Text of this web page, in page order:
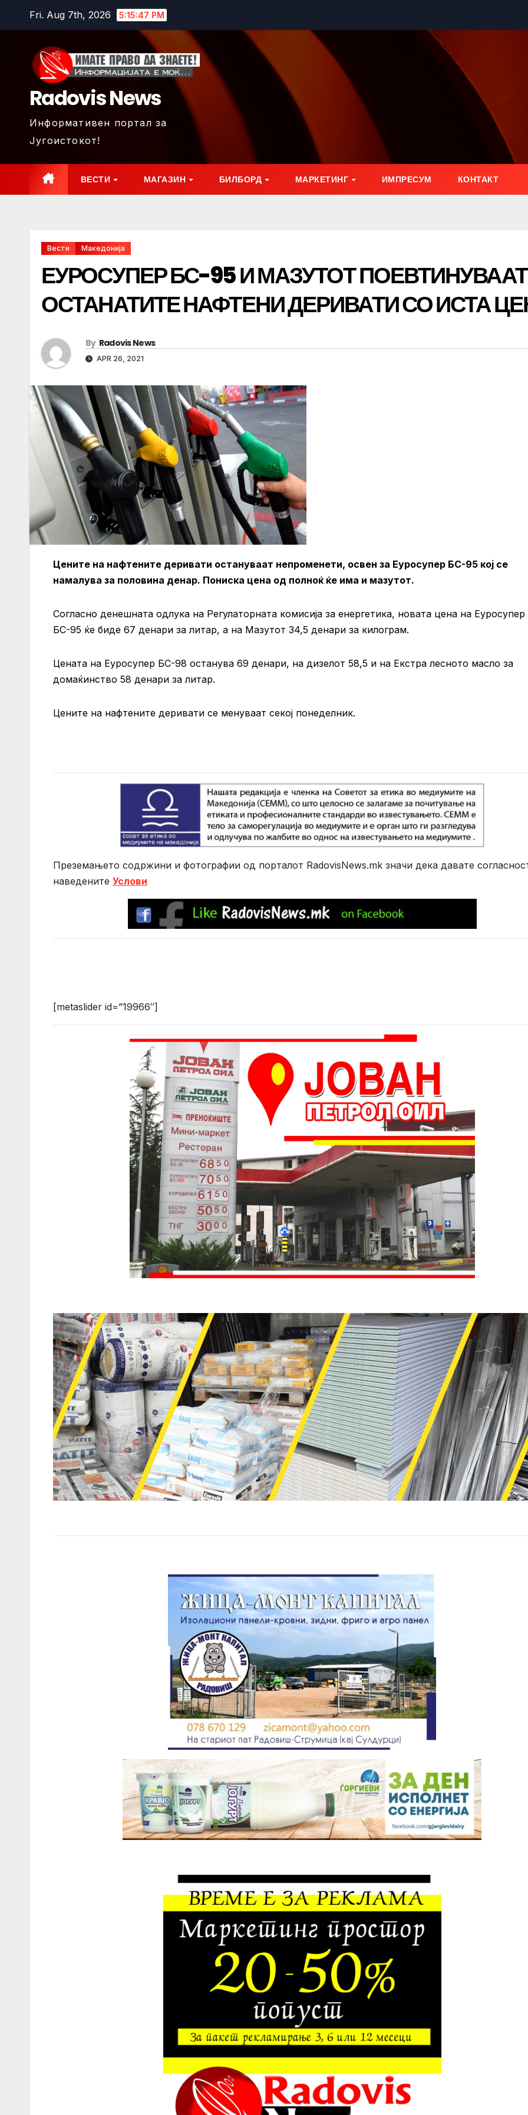
Fri. Aug 7th, 2026 5:15:48 PM
Radovis News
Информативен портал за
Југоистокот!
ВЕСТИ МАГАЗИН БИЛБОРД МАРКЕТИНГ ИМПРЕСУМ КОНТАКТ
Вести Македонија
ЕУРОСУПЕР БС-95 И МАЗУТОТ
ОСТАНАТИТЕ НАФТЕНИ ДЕРИВАТИ СО ИСТА
By Radovis News
APR 26, 2021
Цените на нафтените деривати остануваат непроменети, освен за Еуросупер БС-95 кој се
намалува за половина денар. Пониска цена од полноќ ќе има и мазутот.
Согласно денешната одлука на Регулаторната комисија за енергетика, новата цена на Еуросупер
БС-95 ќе биде 67 денари за литар, а на Мазутот 34,5 денари за килограм.
Цената на Еуросупер БС-98 останува 69 денари, на дизелот 58,5 и на Екстра лесното масло за
домаќинство 58 денари за литар.
Цените на нафтените деривати се менуваат секој понеделник.
Преземањето содржини и фотографии од порталот RadovisNews.mk значи дека давате
нaведените Услови
[metaslider id=”19966″]